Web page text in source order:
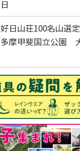
日
好日山荘100名山選
多摩甲斐国立公園